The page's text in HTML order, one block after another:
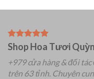
Shop Hoa Tươi
+979 cửa hàng & đối
trên 63 tỉnh. Chuyên